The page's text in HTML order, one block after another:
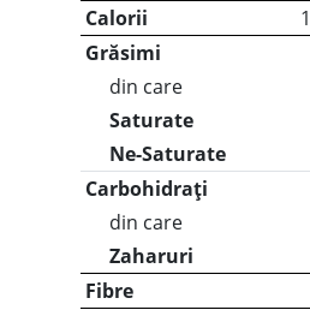
Calorii
Grăsimi
din care
Saturate
Ne-Saturate
Carbohidrați
din care
Zaharuri
Fibre